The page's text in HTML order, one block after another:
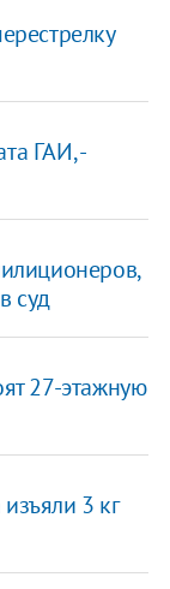
ГАИ, -
суд
27-этажную
3 кг